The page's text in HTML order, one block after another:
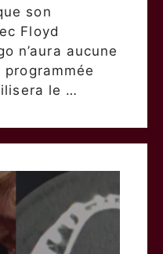
son
Floyd
n’aura aucune
le …